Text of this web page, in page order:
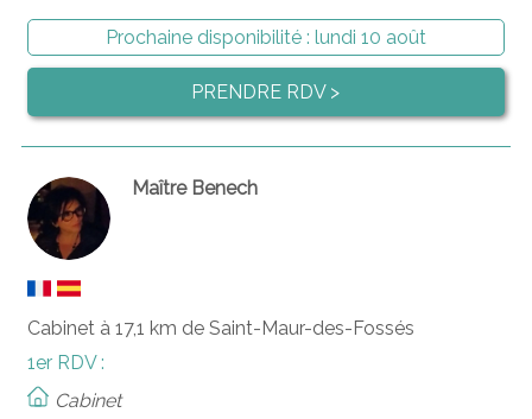
Prochaine disponibilité : lundi 10 août
PRENDRE RDV >
Maître Benech
Cabinet à 17,1 km de Saint-Maur-des-Fossés
1er RDV :
Cabinet